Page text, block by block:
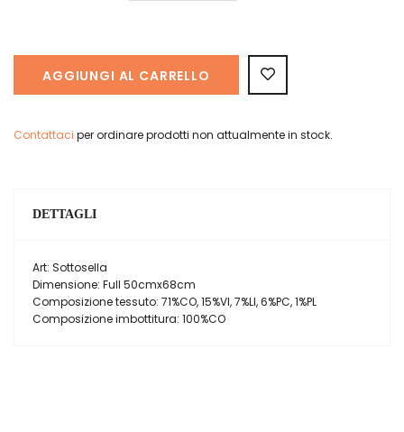
AGGIUNGI AL CARRELLO
Contattaci per ordinare prodotti non attualmente in stock.
DETTAGLI
Art: Sottosella
Dimensione: Full 50cmx68cm
Composizione tessuto: 71%CO, 15%VI, 7%LI, 6%PC, 1%PL
Composizione imbottitura: 100%CO